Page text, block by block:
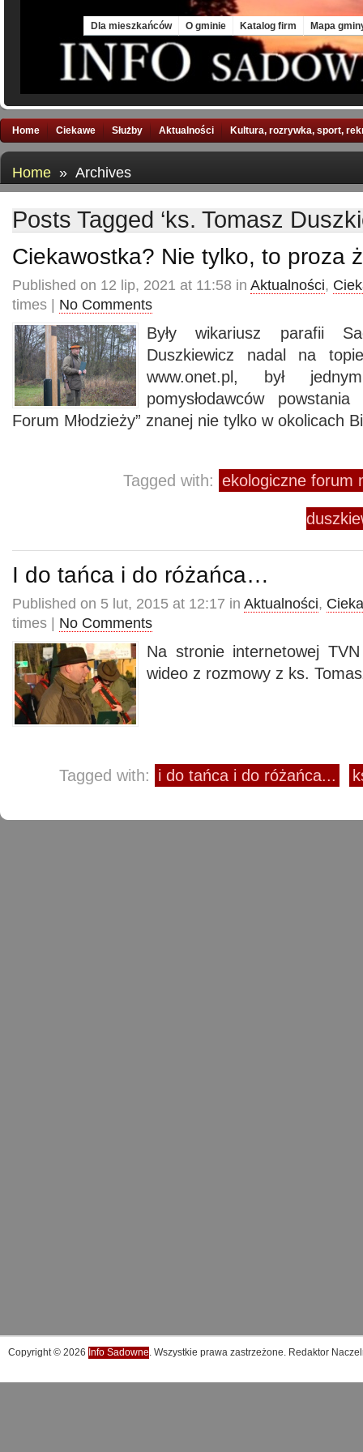
Dla mieszkańców O gminie Katalog firm Mapa
Home Ciekawe Służby Aktualności Kultura, rozrywka, sport,
Home » Archives
Posts Tagged ‘ks. Tomasz
Ciekawostka? Nie tylko, to proza
Published on 12 lip, 2021 at 11:58 in Aktualności,
times | No Comments
Były wikariusz parafii
Duszkiewicz nadal na
www.onet.pl, był
pomysłodawców
Forum Młodzieży” znanej nie tylko w okolicach
Tagged with: ekologiczne forum
I do tańca i do różańca…
Published on 5 lut, 2015 at 12:17 in Aktualności,
times | No Comments
Na stronie internetowej
wideo z rozmowy z ks.
Tagged with: i do tańca i do różańca...
Copyright © 2026 Info Sadowne. Wszystkie prawa zastrzeżone. Redaktor